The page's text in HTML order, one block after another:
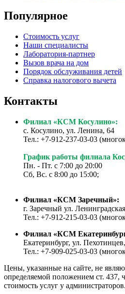
Популярное
Стоимость услуг
Наши специалисты
Лаборатория-партнер
Вызов врача на дом
Порядок обслуживания детей
Справка налогового вычета
Контакты
Филиал «КСМ Косулино»:
с. Косулино, ул. Ленина, 64
Тел.: +7-912-237-03-03
График работы филиала
Пн. - Пт. с 7:00 до 20:00
Сб, Вс. с 8:00 до 15:00;
Филиал «КСМ Заречный»:
г. Заречный ул.
Тел.: +7-912-215-03-03
Филиал «КСМ
Екатеринбург, ул.
Тел.: +7-909-025-03-03
Цены, указанные на сайте, не
определяемой положением ст.
стоимость услуг у администраторов.